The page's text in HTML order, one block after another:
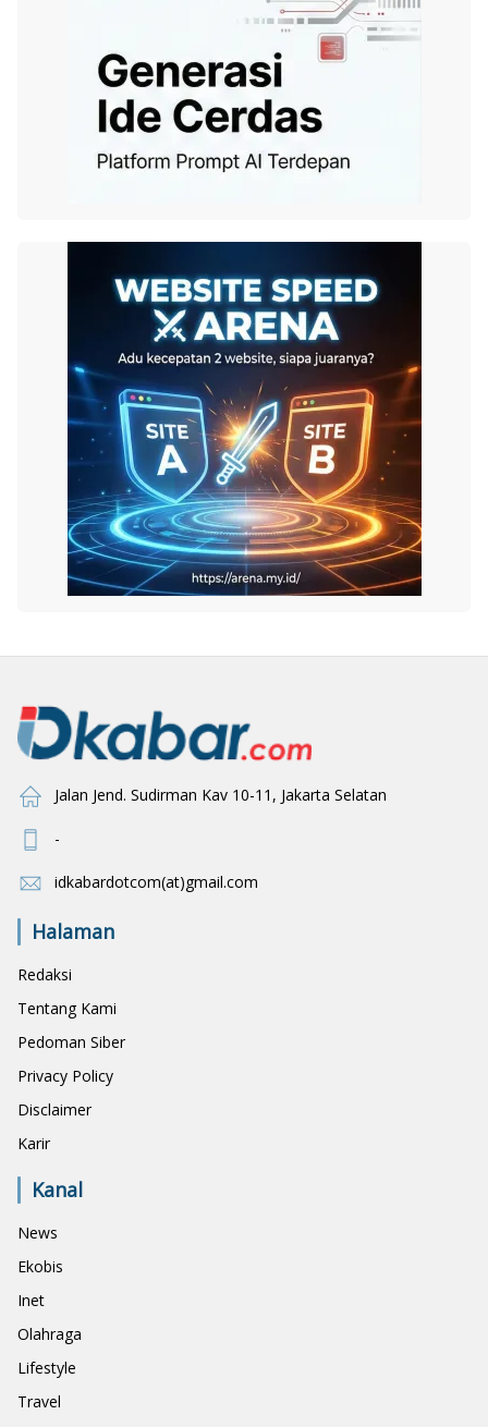
Jalan Jend. Sudirman Kav 10-11, Jakarta Selatan
-
idkabardotcom(at)gmail.com
Halaman
Redaksi
Tentang Kami
Pedoman Siber
Privacy Policy
Disclaimer
Karir
Kanal
News
Ekobis
Inet
Olahraga
Lifestyle
Travel